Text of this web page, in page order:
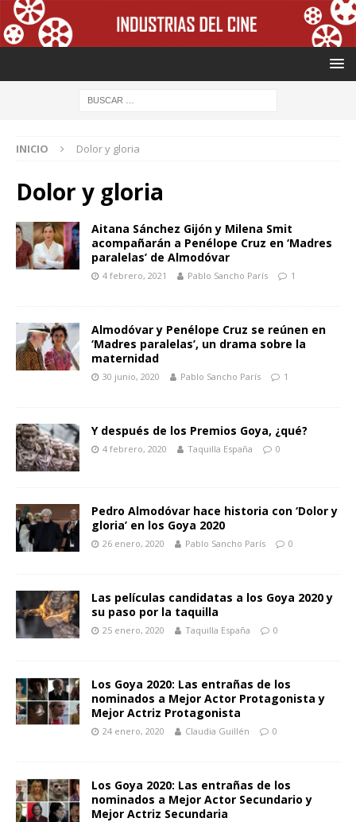
INICIO Dolor y gloria
Dolor y gloria
Aitana Sánchez Gijón y Milena Smit
acompañarán a Penélope Cruz en ‘Madres
paralelas’ de Almodóvar
4 febrero, 2021 Pablo Sancho París 1
Almodóvar y Penélope Cruz se reúnen en
‘Madres paralelas’, un drama sobre la
maternidad
30 junio, 2020 Pablo Sancho París 1
Y después de los Premios Goya, ¿qué?
4 febrero, 2020 Taquilla España 0
Pedro Almodóvar hace historia con ‘Dolor y
gloria’ en los Goya 2020
26 enero, 2020 Pablo Sancho París 0
Las películas candidatas a los Goya 2020 y
su paso por la taquilla
25 enero, 2020 Taquilla España 0
Los Goya 2020: Las entrañas de los
nominados a Mejor Actor Protagonista y
Mejor Actriz Protagonista
24 enero, 2020 Claudia Guillén 0
Los Goya 2020: Las entrañas de los
nominados a Mejor Actor Secundario y
Mejor Actriz Secundaria